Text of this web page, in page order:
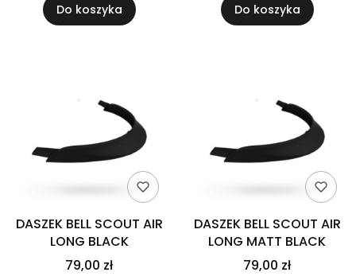
Do koszyka Do koszyka
DASZEK BELL SCOUT AIR
LONG BLACK
79,00 zł
DASZEK BELL SCOUT AIR
LONG MATT BLACK
79,00 zł